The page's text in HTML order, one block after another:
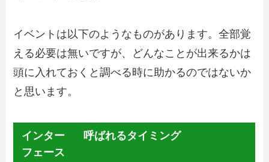
イベントは以下のようなものがあります。全部覚
える必要は無いですが、どんなことが出来るかは
頭に入れておくと調べる時に助かるのではないか
と思います。
インター
フェース
呼ばれるタイミング